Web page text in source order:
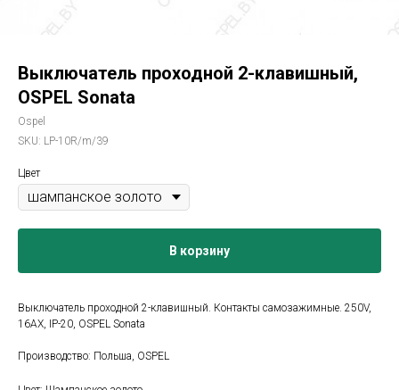
Выключатель проходной 2-клавишный,
OSPEL Sonata
Ospel
SKU: LP-10R/m/39
Цвет
В корзину
Выключатель проходной 2-клавишный. Контакты самозажимные. 250V,
16AX, IP-20, OSPEL Sonata
Производство: Польша, OSPEL